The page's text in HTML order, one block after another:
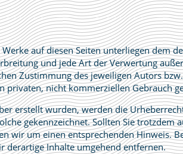
auf diesen Seiten unterliegen dem
und jede Art der Verwertung
Zustimmung des jeweiligen Autors
privaten, nicht kommerziellen Gebrauch
erstellt wurden, werden die
gekennzeichnet. Sollten Sie trotzdem
wir um einen entsprechenden Hinweis.
derartige Inhalte umgehend entfernen.